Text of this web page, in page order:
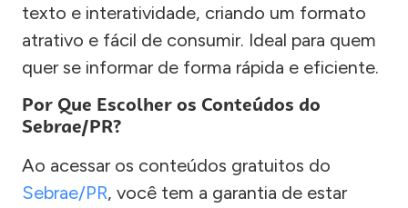
texto e interatividade, criando um formato
atrativo e fácil de consumir. Ideal para quem
quer se informar de forma rápida e eficiente.
Por Que Escolher os Conteúdos do
Sebrae/PR?
Ao acessar os conteúdos gratuitos do
Sebrae/PR, você tem a garantia de estar